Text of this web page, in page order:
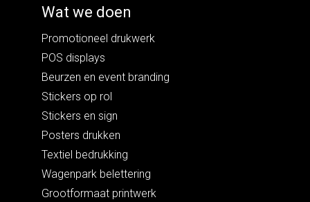
Wat we doen
Promotioneel drukwerk
POS displays
Beurzen en event branding
Stickers op rol
Stickers en sign
Posters drukken
Textiel bedrukking
Wagenpark belettering
Grootformaat printwerk